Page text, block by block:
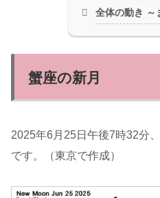
全体の動き ～
蟹座の新月
2025年6月25日午後7時32分
です。（東京で作成）